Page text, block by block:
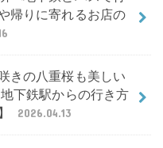
帰りに寄れるお店の
きの八重桜も美しい
下鉄駅からの行き方
2026.04.13